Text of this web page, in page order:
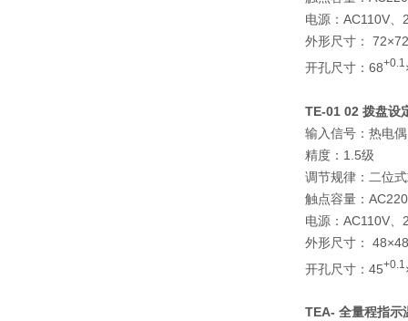
电源：AC110V
外形尺寸：
开孔尺寸：68+0.1
TE-01 02 拨盘设
输入信号：热电
精度：1.5级
调节规律：二位
触点容量：
电源：AC110V
外形尺寸：
开孔尺寸：45+0.1
TEA- 全量程指示